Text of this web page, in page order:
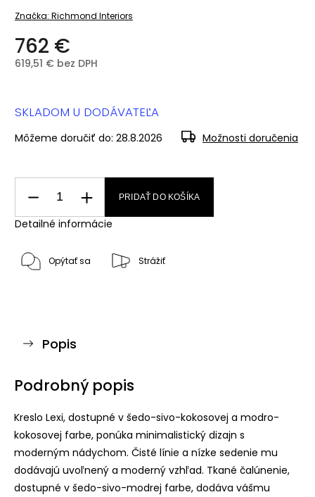
Značka: Richmond Interiors
762 €
619,51 € bez DPH
SKLADOM U DODÁVATEĽA
Môžeme doručiť do: 28.8.2026 Možnosti doručenia
PRIDAŤ DO KOŠÍKA
Detailné informácie
Opýtať sa Strážiť
Popis
Podrobný popis
Kreslo Lexi, dostupné v šedo-sivo-kokosovej a modro-
kokosovej farbe, ponúka minimalistický dizajn s
moderným nádychom. Čisté línie a nízke sedenie mu
dodávajú uvoľnený a moderný vzhľad. Tkané čalúnenie,
dostupné v šedo-sivo-modrej farbe, dodáva vášmu